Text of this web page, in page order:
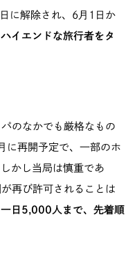
に解除され、6月1日か
イエンドな旅行者をタ
のなかでも厳格なもの
に再開予定で、一部のホ
かし当局は慎重であ
再び許可されることは
一日5,000人まで、先着順